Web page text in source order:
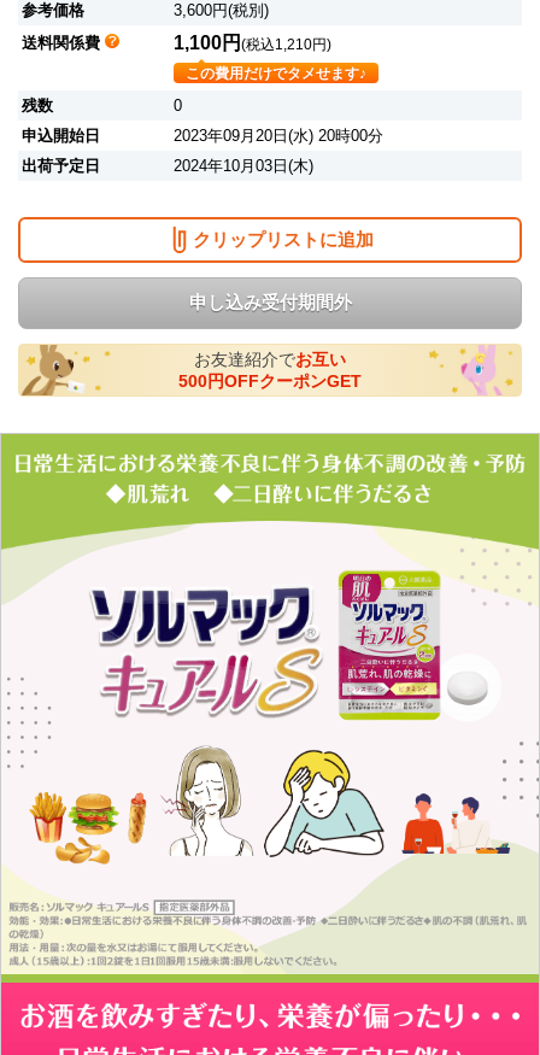
参考価格
3,600円(税別)
送料関係費
1,100円 (税込1,210円)
この費用だけでタメせます♪
残数
0
申込開始日
2023年09月20日(水) 20時00分
出荷予定日
2024年10月03日(木)
クリップリストに追加
申し込み受付期間外
お友達紹介でお互い
500円OFFクーポンGET